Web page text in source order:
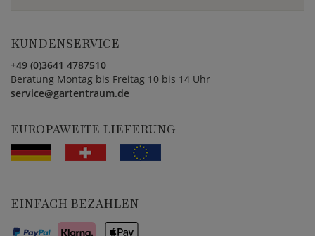
KUNDENSERVICE
+49 (0)3641 4787510
Beratung Montag bis Freitag 10 bis 14 Uhr
service@gartentraum.de
EUROPAWEITE LIEFERUNG
EINFACH BEZAHLEN